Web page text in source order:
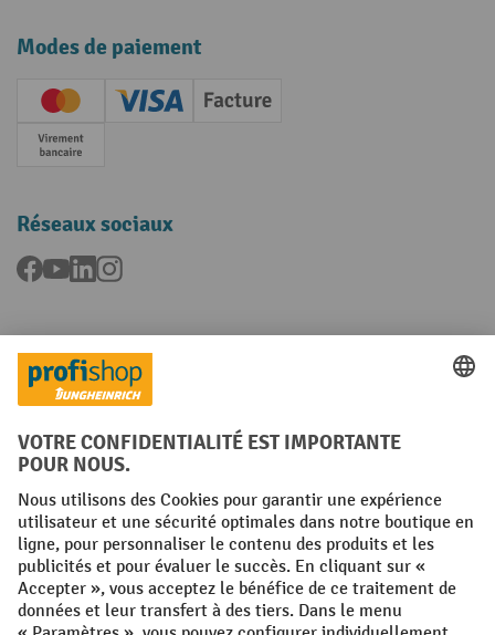
Modes de paiement
Creditcard (Master)Creditcard (Visa)
Facture
Paiement anticipé
Réseaux sociaux
Facebook
YouTubeLinkedInInstagram
Langues
FR NL
Conditions générales Mentions légales
Protection des Données Politique de cookies
All prices excl. VAT plusshipping costsand possible delivery charges,
if not stated otherwise.